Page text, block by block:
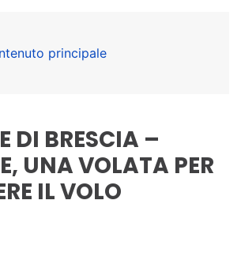
principale
DI BRESCIA –
UNA VOLATA PER
IL VOLO